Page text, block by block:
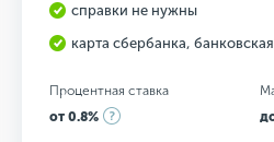
справки не нужны
карта сбербанка,
Процентная ставка
от 0.8%